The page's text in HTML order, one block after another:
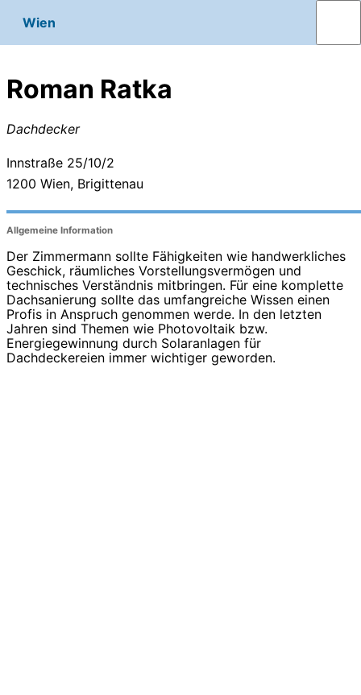
Wien
Roman Ratka
Dachdecker
Innstraße 25/10/2
1200 Wien, Brigittenau
Allgemeine Information
Der Zimmermann sollte Fähigkeiten wie handwerkliches
Geschick, räumliches Vorstellungsvermögen und
technisches Verständnis mitbringen. Für eine komplette
Dachsanierung sollte das umfangreiche Wissen einen
Profis in Anspruch genommen werde. In den letzten
Jahren sind Themen wie Photovoltaik bzw.
Energiegewinnung durch Solaranlagen für
Dachdeckereien immer wichtiger geworden.